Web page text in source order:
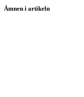
Ämnen i artikeln